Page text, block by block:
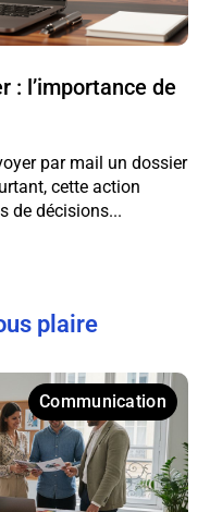
: l’importance de
par mail un dossier
cette action
de décisions...
plaire
Communication